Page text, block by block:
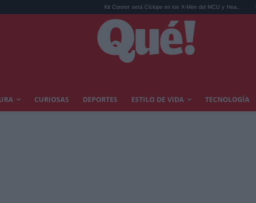
Kit Connor será Cíclope en los X-Men del MCU y Hea... Rosalía en
CURIOSAS DEPORTES ESTILO DE VIDA TECNOLOGÍA